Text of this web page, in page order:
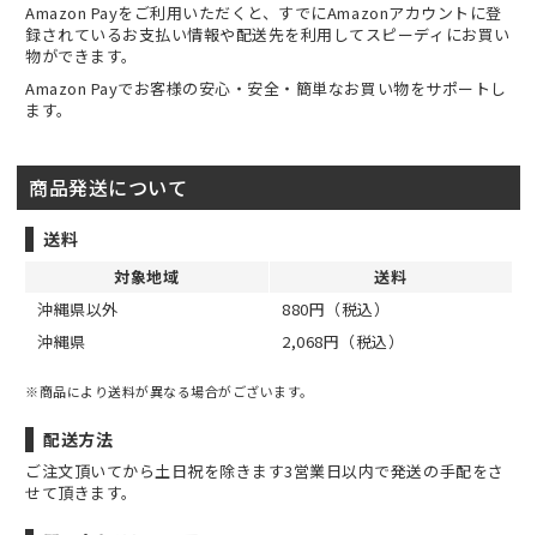
Amazon Payをご利用いただくと、すでにAmazonアカウントに登
録されているお支払い情報や配送先を利用してスピーディにお買い
物ができます。
Amazon Payでお客様の安心・安全・簡単なお買い物をサポートし
ます。
商品発送について
送料
対象地域
送料
沖縄県以外
880円（税込）
沖縄県
2,068円（税込）
※商品により送料が異なる場合がございます。
配送方法
ご注文頂いてから土日祝を除きます3営業日以内で発送の手配をさ
せて頂きます。